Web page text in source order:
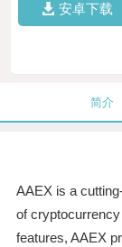
安卓下载
简介
AAEX is a
of
features, AAEX